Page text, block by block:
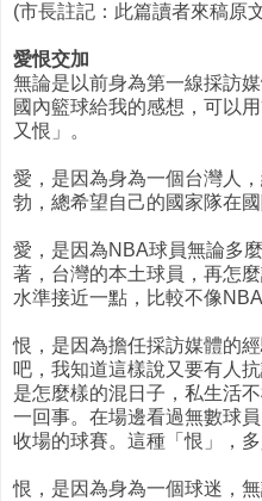
(市長註記：此篇讀者來稿原
愛恨交加
無論是以前身為第一線採訪
國內籃球給我的感想，可以
又恨」。
愛，是因為身為一個台灣人
勃，總希望自己的國家隊在
愛，是因為NBA球員無論多
著，台灣的本土球員，再怎
水準接近一點，比較不像
恨，是因為擔任採訪媒體的
吧，我知道這樣說又要有人
是怎麼樣的混日子，私生活
一回事。在場邊看過無數球
收場的球賽。這種「恨」，
恨，是因為身為一個球迷，